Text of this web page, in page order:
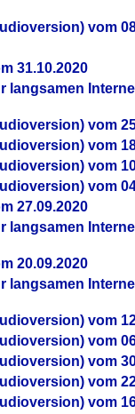
vom
31.10.2020
langsamen
vom
vom
vom
vom
27.09.2020
langsamen
20.09.2020
langsamen
vom
vom
vom
vom
vom